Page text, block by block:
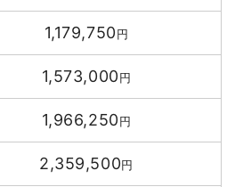
1,179,750円
1,573,000円
1,966,250円
2,359,500円